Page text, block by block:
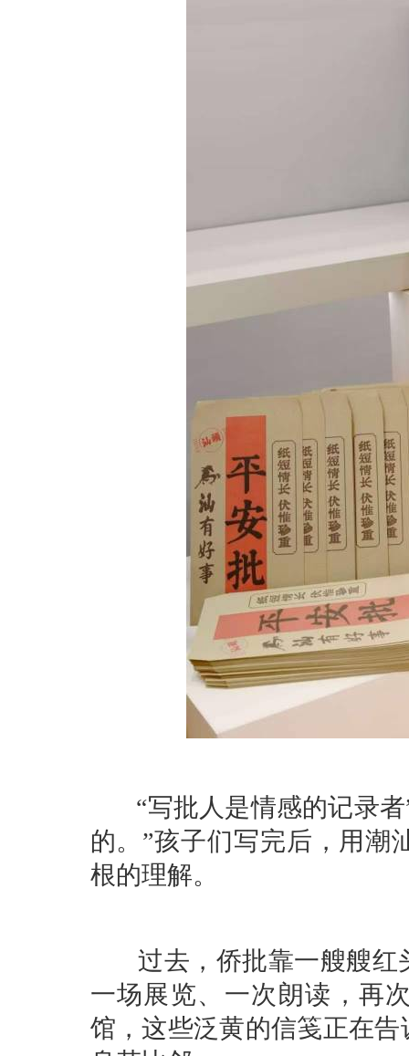
“写批人是情感的记录者
的。”孩子们写完后，用潮
根的理解。
过去，侨批靠一艘艘红
一场展览、一次朗读，再
馆，这些泛黄的信笺正在